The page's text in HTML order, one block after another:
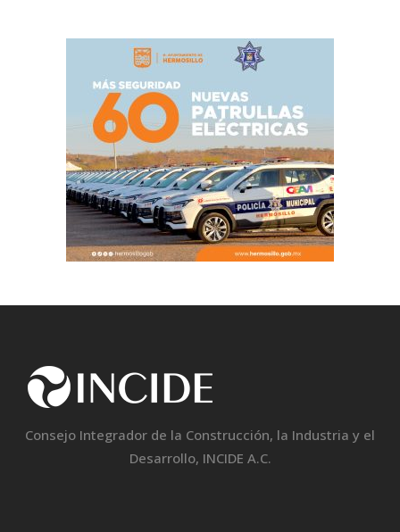
Consejo Integrador de la Construcción, la Industria y el
Desarrollo, INCIDE A.C.